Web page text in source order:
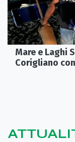
Mare e Laghi
Corigliano